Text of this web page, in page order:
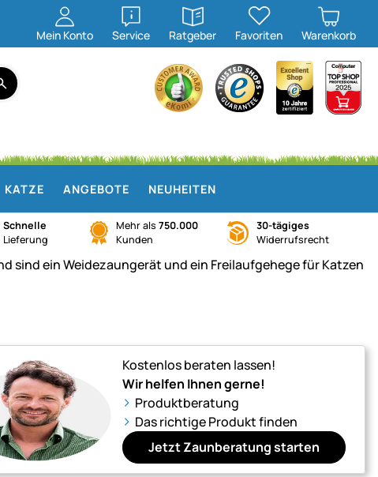
Mein Konto Service
öffnen
Ratgeber
öffnen
Favoriten Warenkorb
KATZE ANGEBOTE NEUHEITEN
Schnelle
Lieferung
Mehr als 750.000
Kunden
30-tägiges
Widerrufsrecht
Kostenlos beraten lassen!
Wir helfen Ihnen gerne!
Produktberatung
Das richtige Produkt finden
Jetzt Zaunberatung starten